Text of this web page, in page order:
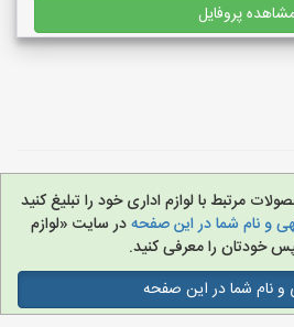
پروفایل
مرتبط با لوازم اداری خود را تبلیغ کنید
و نام شما در این صفحهدر سایت «لوازم
خودتان را معرفی کنید.
و نام شما در این صفحه